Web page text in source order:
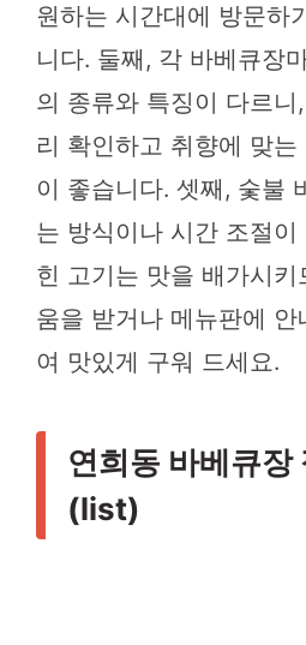
원하는 시간대에 방문하
니다. 둘째, 각 바베큐장
의 종류와 특징이 다르니
리 확인하고 취향에 맞
이 좋습니다. 셋째, 숯불
는 방식이나 시간 조절이
힌 고기는 맛을 배가시
움을 받거나 메뉴판에
여 맛있게 구워 드세요.
연희동 바베큐장
(list)